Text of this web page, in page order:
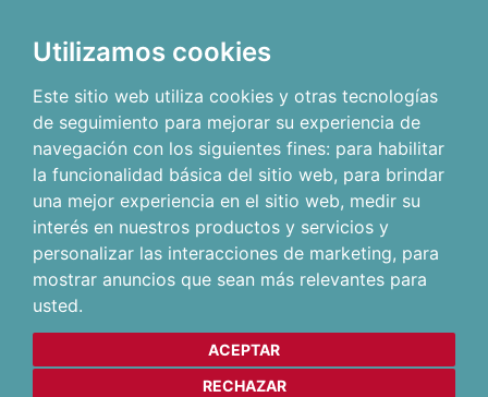
Utilizamos cookies
Este sitio web utiliza cookies y otras tecnologías
de seguimiento para mejorar su experiencia de
navegación con los siguientes fines: para habilitar
la funcionalidad básica del sitio web, para brindar
una mejor experiencia en el sitio web, medir su
interés en nuestros productos y servicios y
personalizar las interacciones de marketing, para
mostrar anuncios que sean más relevantes para
usted.
ACEPTAR
RECHAZAR